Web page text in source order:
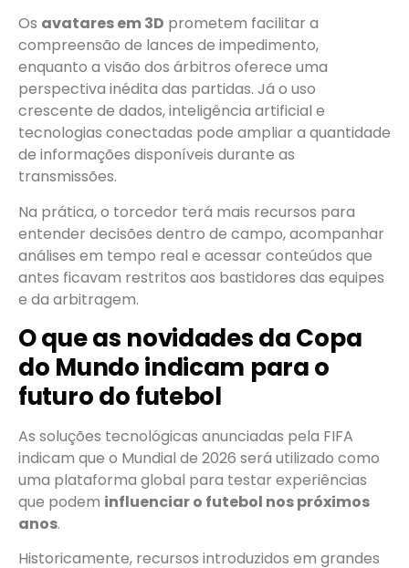
Os avatares em 3D prometem facilitar a
compreensão de lances de impedimento,
enquanto a visão dos árbitros oferece uma
perspectiva inédita das partidas. Já o uso
crescente de dados, inteligência artificial e
tecnologias conectadas pode ampliar a quantidade
de informações disponíveis durante as
transmissões.
Na prática, o torcedor terá mais recursos para
entender decisões dentro de campo, acompanhar
análises em tempo real e acessar conteúdos que
antes ficavam restritos aos bastidores das equipes
e da arbitragem.
O que as novidades da Copa
do Mundo indicam para o
futuro do futebol
As soluções tecnológicas anunciadas pela FIFA
indicam que o Mundial de 2026 será utilizado como
uma plataforma global para testar experiências
que podem influenciar o futebol nos próximos
anos.
Historicamente, recursos introduzidos em grandes